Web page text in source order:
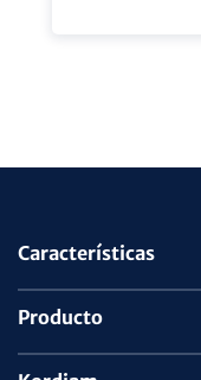
Características
Producto